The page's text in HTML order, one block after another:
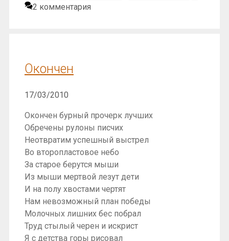
2 комментария
Окончен
17/03/2010
Окончен бурный прочерк лучших
Обречены рулоны писчих
Неотвратим успешный выстрел
Во второпластовое небо
За старое берутся мыши
Из мыши мертвой лезут дети
И на полу хвостами чертят
Нам невозможный план победы
Молочных лишних бес побрал
Труд стылый черен и искрист
Я с детства горы рисовал